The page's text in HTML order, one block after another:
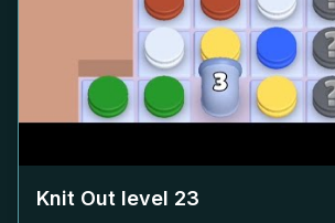
Knit Out level 23